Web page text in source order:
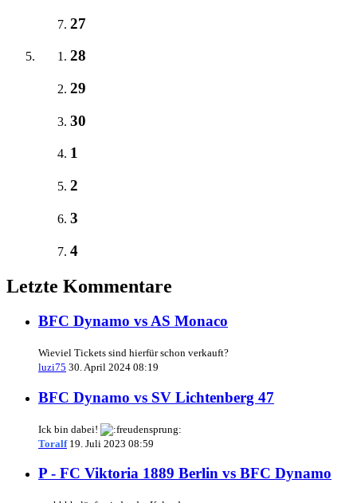
27
28
29
30
1
2
3
4
Letzte Kommentare
BFC Dynamo vs AS Monaco
Wieviel Tickets sind hierfür schon verkauft?
luzi75 30. April 2024 08:19
BFC Dynamo vs SV Lichtenberg 47
Ick bin dabei!
Toralf 19. Juli 2023 08:59
P - FC Viktoria 1889 Berlin vs BFC Dynamo